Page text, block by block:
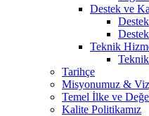
Destek ve
Teknik
Tarihçe
Misyonumuz &
Temel İlke ve
Kalite Politikamız